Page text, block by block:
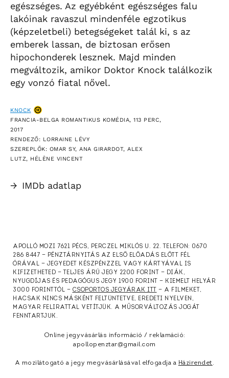
egészséges. Az egyébként egészséges falu
lakóinak ravaszul mindenféle egzotikus
(képzeletbeli) betegségeket talál ki, s az
emberek lassan, de biztosan erősen
hipochonderek lesznek. Majd minden
megváltozik, amikor Doktor Knock találkozik
egy vonzó fiatal nővel.
KNOCK
FRANCIA-BELGA ROMANTIKUS KOMÉDIA, 113 PERC,
2017
RENDEZŐ: LORRAINE LÉVY
SZEREPLŐK: OMAR SY, ANA GIRARDOT, ALEX
LUTZ, HÉLÈNE VINCENT
→ IMDb adatlap
APOLLÓ MOZI 7621 PÉCS, PERCZEL MIKLÓS U. 22. TELEFON: 0670
286 8447 — PÉNZTÁRNYITÁS AZ ELSŐ ELŐADÁS ELŐTT FÉL
ÓRÁVAL — JEGYEDET KÉSZPÉNZZEL VAGY KÁRTYÁVAL IS
KIFIZETHETED — TELJES ÁRÚ JEGY 2200 FORINT — DIÁK,
NYUGDÍJAS ÉS PEDAGÓGUS JEGY 1900 FORINT — KIEMELT HELYÁR
3000 FORINTTÓL — CSOPORTOS JEGYÁRAK ITT
— A FILMEKET,
HACSAK NINCS MÁSKÉNT FELTÜNTETVE, EREDETI NYELVEN,
MAGYAR FELIRATTAL VETÍTJÜK. A MŰSORVÁLTOZÁS JOGÁT
FENNTARTJUK.
Online jegyvásárlás információ / reklamáció:
apollopenztar@gmail.com
A mozilátogató a jegy megvásárlásával elfogadja a Házirendet.